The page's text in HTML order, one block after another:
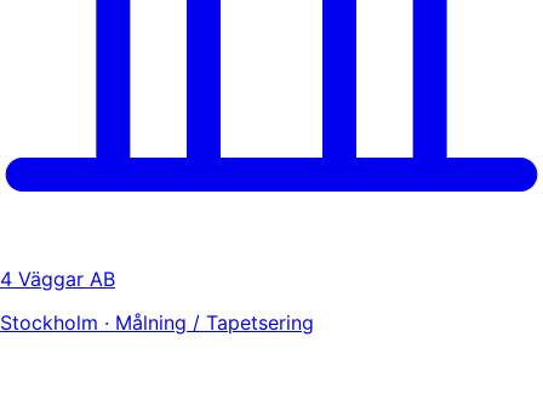
4 Väggar AB
Stockholm · Målning / Tapetsering